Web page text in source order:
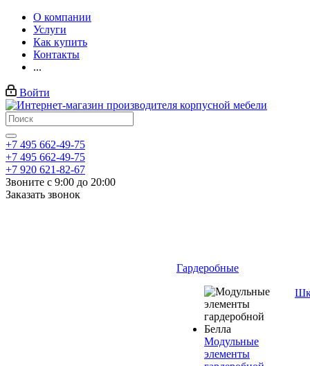
О компании
Услуги
Как купить
Контакты
...
Войти
+7 495 662-49-75
+7 495 662-49-75
+7 920 621-82-67
Звоните с 9:00 до 20:00
Заказать звонок
Гардеробные
Модульные
элементы